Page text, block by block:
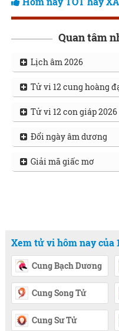
Quan tâm
Lịch âm 2026
Tử vi 12 cung hoàng
Tử vi 12 con giáp 2026
Đổi ngày âm dương
Giải mã giấc mơ
Xem tử vi hôm nay của
Cung Bạch Dương
Cung Song Tử
Cung Sư Tử